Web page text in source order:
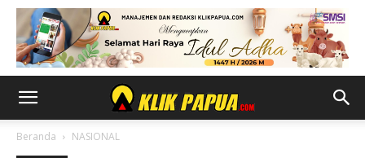
Beranda NASIONAL